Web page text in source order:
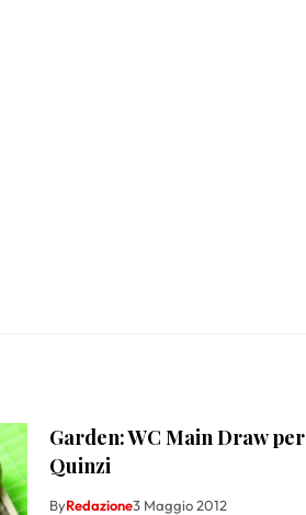
Garden: WC Main Draw per
Quinzi
ByRedazione3 Maggio 2012